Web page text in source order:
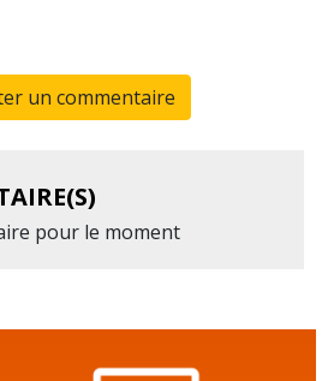
un commentaire
pour le moment